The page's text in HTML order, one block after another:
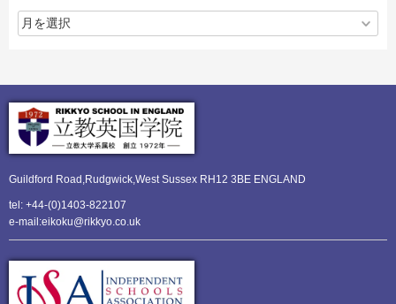
Guildford Road,Rudgwick,West Sussex RH12 3BE ENGLAND
tel: +44-(0)1403-822107
e-mail:eikoku@rikkyo.co.uk